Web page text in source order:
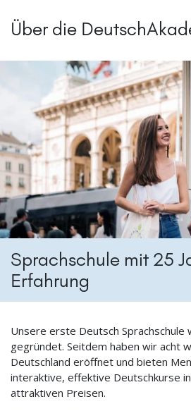
Über die
Sprachschule mit 25
Erfahrung
Unsere erste Deutsch Sprachschule
gegründet. Seitdem haben wir acht
Deutschland eröffnet und bieten
interaktive, effektive Deutschkurse
attraktiven Preisen.